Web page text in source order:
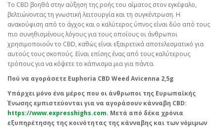
Το CBD βοηθά στην αύξηση της ροής του αίματος στον εγκέφαλο,
βελτιώνοντας τη γνωστική λειτουργία και τη συγκέντρωση. Η
ανακούφιση από το άγχος και ο καλύτερος ύπνος είναι δύο από τους
πιο συνηθισμένους λόγους για τους οποίους οι άνθρωποι
χρησιμοποιούν το CBD, καθώς είναι εξαιρετικά αποτελεσματικό για
αυτούς τους σκοπούς. Είναι επίσης ένας από τους καλύτερους
τρόπους για να κόψετε το κάπνισμα μια για πάντα.
Πού να αγοράσετε Euphoria CBD Weed Avicenna 2,5g
Υπάρχει μόνο ένα μέρος που οι άνθρωποι της Ευρωπαϊκής
Ένωσης εμπιστεύονται για να αγοράσουν κάνναβη CBD:
https://www.expresshighs.com. Μετά από δέκα χρόνια
εξυπηρέτησης της κοινότητας της κάνναβης και των νόμιμων